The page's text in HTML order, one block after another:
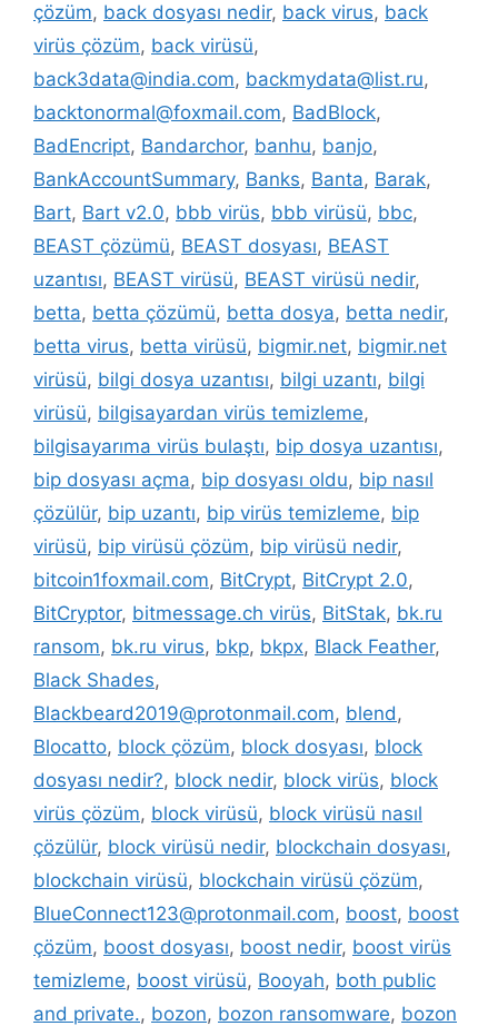
çözüm, back dosyası nedir, back virus, back
virüs çözüm, back virüsü,
back3data@india.com, backmydata@list.ru,
backtonormal@foxmail.com, BadBlock,
BadEncript, Bandarchor, banhu, banjo,
BankAccountSummary, Banks, Banta, Barak,
Bart, Bart v2.0, bbb virüs, bbb virüsü, bbc,
BEAST çözümü, BEAST dosyası, BEAST
uzantısı, BEAST virüsü, BEAST virüsü nedir,
betta, betta çözümü, betta dosya, betta nedir,
betta virus, betta virüsü, bigmir.net, bigmir.net
virüsü, bilgi dosya uzantısı, bilgi uzantı, bilgi
virüsü, bilgisayardan virüs temizleme,
bilgisayarıma virüs bulaştı, bip dosya uzantısı,
bip dosyası açma, bip dosyası oldu, bip nasıl
çözülür, bip uzantı, bip virüs temizleme, bip
virüsü, bip virüsü çözüm, bip virüsü nedir,
bitcoin1foxmail.com, BitCrypt, BitCrypt 2.0,
BitCryptor, bitmessage.ch virüs, BitStak, bk.ru
ransom, bk.ru virus, bkp, bkpx, Black Feather,
Black Shades,
Blackbeard2019@protonmail.com, blend,
Blocatto, block çözüm, block dosyası, block
dosyası nedir?, block nedir, block virüs, block
virüs çözüm, block virüsü, block virüsü nasıl
çözülür, block virüsü nedir, blockchain dosyası,
blockchain virüsü, blockchain virüsü çözüm,
BlueConnect123@protonmail.com, boost, boost
çözüm, boost dosyası, boost nedir, boost virüs
temizleme, boost virüsü, Booyah, both public
and private., bozon, bozon ransomware, bozon